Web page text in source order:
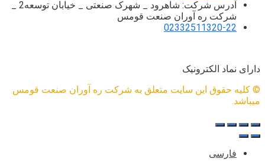
شرکت ره آوران صنعت قومس
02332511320-22
دارای نماد الکترونیک
© کلیه حقوق این سایت متعلق به شرکت ره آوران صنعت قومس
میباشد.
فارسی